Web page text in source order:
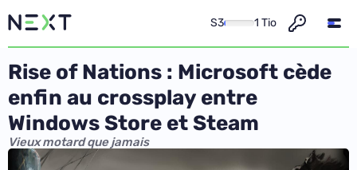
S3 1 Tio
Rise of Nations : Microsoft cède
enfin au crossplay entre
Windows Store et Steam
Vieux motard que jamais